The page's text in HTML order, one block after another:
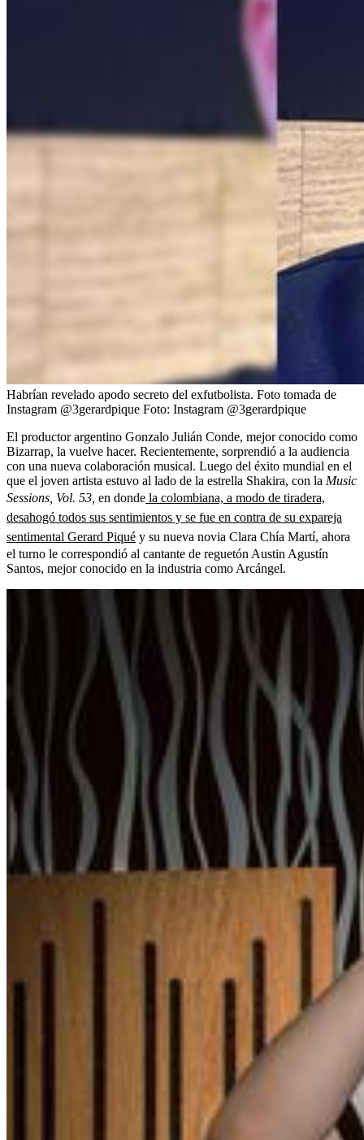
Habrían revelado apodo secreto del exfutbolista. Foto tomada de
Instagram @3gerardpique Foto: Instagram @3gerardpique
El productor argentino Gonzalo Julián Conde, mejor conocido como
Bizarrap, la vuelve hacer. Recientemente, sorprendió a la audiencia
con una nueva colaboración musical. Luego del éxito mundial en el
que el joven artista estuvo al lado de la estrella Shakira, con la Music
Sessions, Vol. 53, en donde la colombiana, a modo de tiradera,
desahogó todos sus sentimientos y se fue en contra de su expareja
sentimental Gerard Piqué y su nueva novia Clara Chía Martí, ahora
el turno le correspondió al cantante de reguetón Austin Agustín
Santos, mejor conocido en la industria como Arcángel.